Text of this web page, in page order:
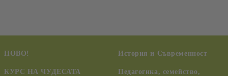
НОВО!
КУРС НА ЧУДЕСАТА
История и Съвременност
Педагогика, семейство,